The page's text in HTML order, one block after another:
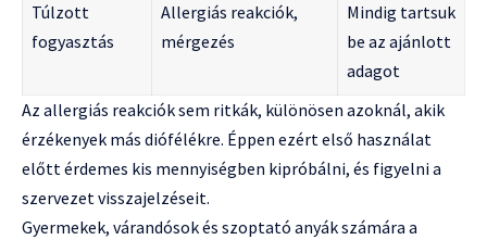
Túlzott
fogyasztás
Allergiás reakciók,
mérgezés
Mindig tartsuk
be az ajánlott
adagot
Az allergiás reakciók sem ritkák, különösen azoknál, akik
érzékenyek más diófélékre. Éppen ezért első használat
előtt érdemes kis mennyiségben kipróbálni, és figyelni a
szervezet visszajelzéseit.
Gyermekek, várandósok és szoptató anyák számára a